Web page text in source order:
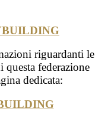
riguardanti le
questa federazione
dedicata: